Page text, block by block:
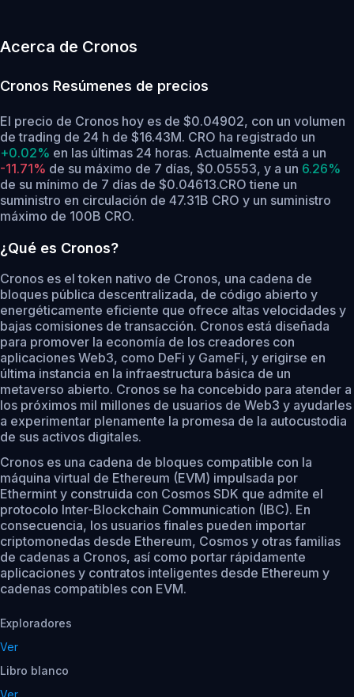
Acerca de Cronos
Cronos Resúmenes de precios
El precio de Cronos hoy es de $0.04902, con un volumen
de trading de 24 h de $16.43M. CRO ha registrado un
+0.02% en las últimas 24 horas. Actualmente está a un
-11.71% de su máximo de 7 días, $0.05553, y a un 6.26%
de su mínimo de 7 días de $0.04613.CRO tiene un
suministro en circulación de 47.31B CRO y un suministro
máximo de 100B CRO.
¿Qué es Cronos?
Cronos es el token nativo de Cronos, una cadena de
bloques pública descentralizada, de código abierto y
energéticamente eficiente que ofrece altas velocidades y
bajas comisiones de transacción. Cronos está diseñada
para promover la economía de los creadores con
aplicaciones Web3, como DeFi y GameFi, y erigirse en
última instancia en la infraestructura básica de un
metaverso abierto. Cronos se ha concebido para atender a
los próximos mil millones de usuarios de Web3 y ayudarles
a experimentar plenamente la promesa de la autocustodia
de sus activos digitales.
Cronos es una cadena de bloques compatible con la
máquina virtual de Ethereum (EVM) impulsada por
Ethermint y construida con Cosmos SDK que admite el
protocolo Inter-Blockchain Communication (IBC). En
consecuencia, los usuarios finales pueden importar
criptomonedas desde Ethereum, Cosmos y otras familias
de cadenas a Cronos, así como portar rápidamente
aplicaciones y contratos inteligentes desde Ethereum y
cadenas compatibles con EVM.
Exploradores
Ver
Libro blanco
Ver